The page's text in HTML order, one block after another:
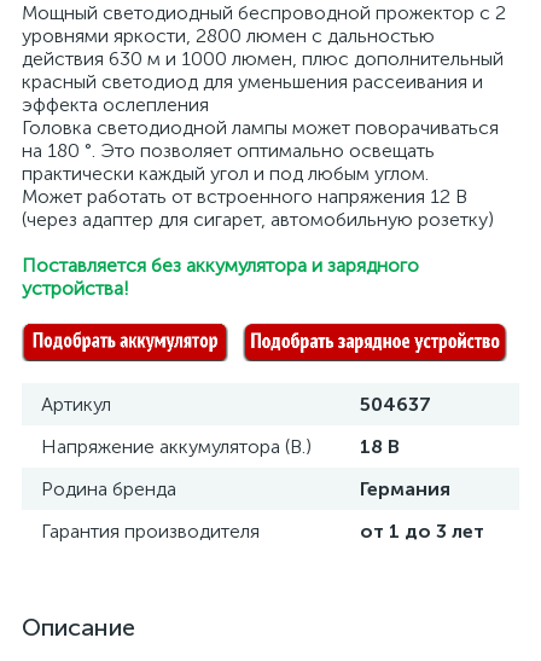
Мощный светодиодный беспроводной прожектор с 2
уровнями яркости, 2800 люмен с дальностью
действия 630 м и 1000 люмен, плюс дополнительный
красный светодиод для уменьшения рассеивания и
эффекта ослепления
Головка светодиодной лампы может поворачиваться
на 180 °. Это позволяет оптимально освещать
практически каждый угол и под любым углом.
Может работать от встроенного напряжения 12 В
(через адаптер для сигарет, автомобильную розетку)
Поставляется без аккумулятора и зарядного
устройства!
Артикул
504637
Напряжение аккумулятора (В.)
18 В
Родина бренда
Германия
Гарантия производителя
от 1 до 3 лет
Описание